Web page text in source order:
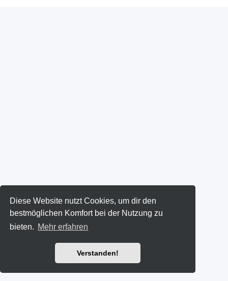
Diese Website nutzt Cookies, um dir den
bestmöglichen Komfort bei der Nutzung zu
bieten. Mehr erfahren
Verstanden!